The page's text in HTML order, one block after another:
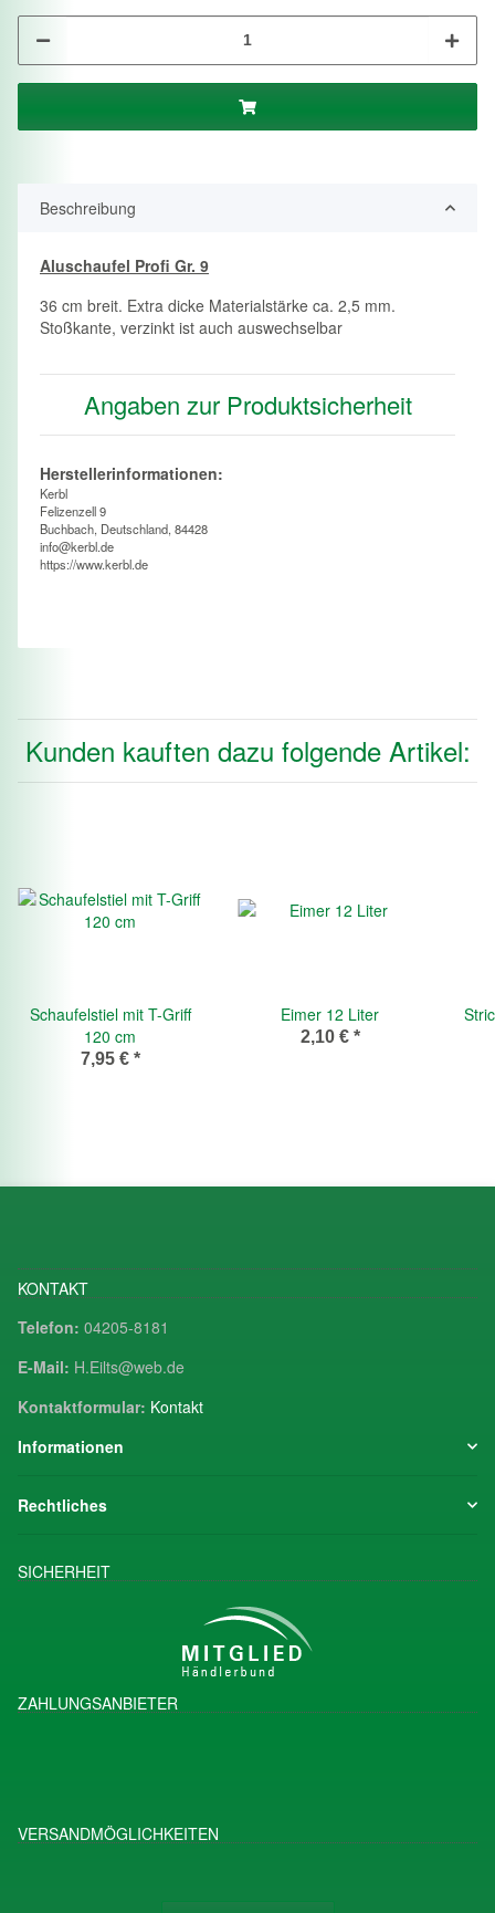
Beschreibung
Aluschaufel Profi Gr. 9
36 cm breit. Extra dicke Materialstärke ca. 2,5 mm.
Stoßkante, verzinkt ist auch auswechselbar
Angaben zur Produktsicherheit
Herstellerinformationen:
Kerbl
Felizenzell 9
Buchbach, Deutschland, 84428
info@kerbl.de
https://www.kerbl.de
Kunden kauften dazu folgende Artikel:
Schaufelstiel mit T-Griff
120 cm
7,95 € *
Eimer 12 Liter
2,10 € *
KONTAKT
Telefon: 04205-8181
E-Mail: H.Eilts@web.de
Kontaktformular: Kontakt
Informationen
Rechtliches
SICHERHEIT
ZAHLUNGSANBIETER
VERSANDMÖGLICHKEITEN